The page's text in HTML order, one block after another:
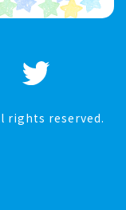
rights reserved.